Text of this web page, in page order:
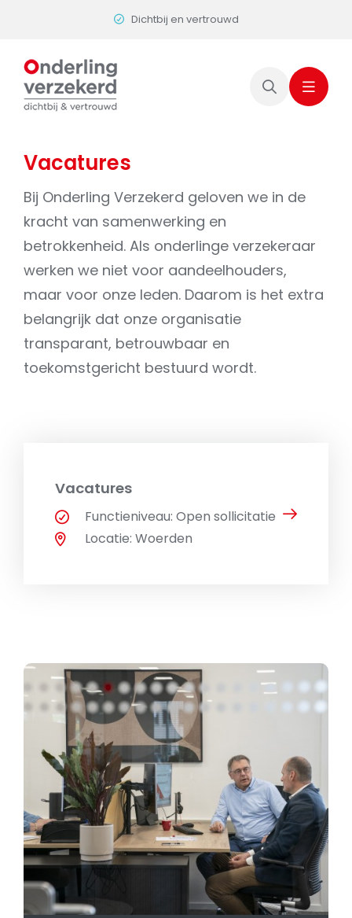
Dichtbij en vertrouwd
Vacatures
Bij Onderling Verzekerd geloven we in de
kracht van samenwerking en
betrokkenheid. Als onderlinge verzekeraar
werken we niet voor aandeelhouders,
maar voor onze leden. Daarom is het extra
belangrijk dat onze organisatie
transparant, betrouwbaar en
toekomstgericht bestuurd wordt.
Vacatures
Functieniveau: Open sollicitatie
Locatie: Woerden